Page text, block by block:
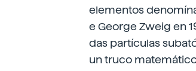
elementos
e George Zweig en
das partículas
un truco